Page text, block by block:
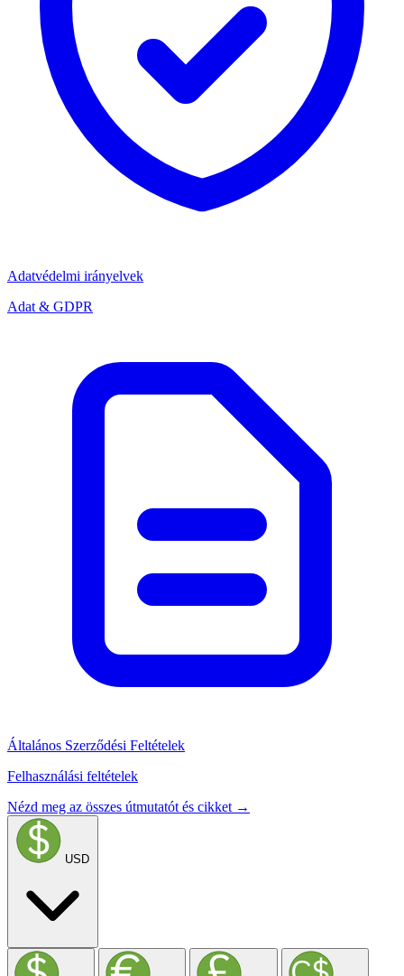
Adatvédelmi irányelvek
Adat & GDPR
Általános Szerződési Feltételek
Felhasználási feltételek
Nézd meg az összes útmutatót és cikket →
USD